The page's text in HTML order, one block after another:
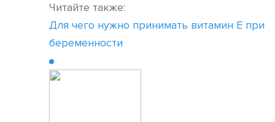
Читайте также:
Для чего нужно принимать витамин Е при
беременности